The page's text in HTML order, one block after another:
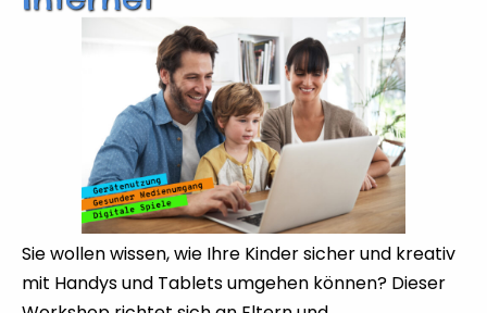
Sie wollen wissen, wie Ihre Kinder sicher und kreativ
mit Handys und Tablets umgehen können? Dieser